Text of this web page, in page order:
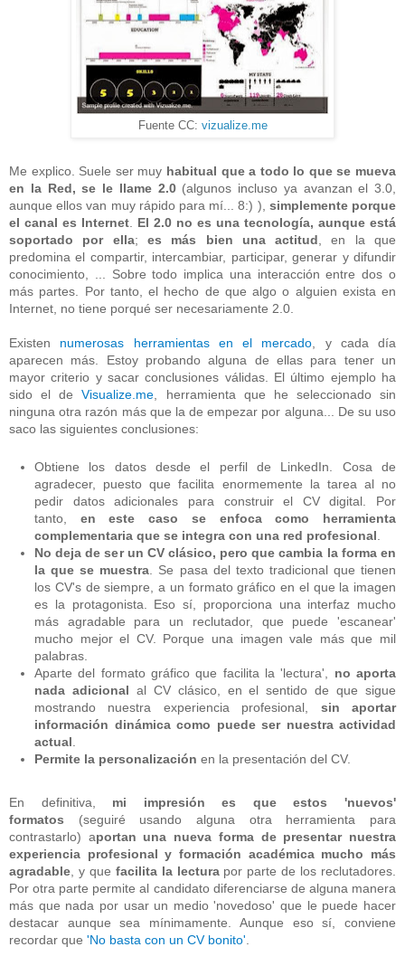
Fuente CC: vizualize.me
Me explico. Suele ser muy habitual que a todo lo que se mueva
en la Red, se le llame 2.0(algunos incluso ya avanzan el 3.0,
aunque ellos van muy rápido para mí... 8:) ), simplemente porque
el canal es Internet
El 2.0 no es una tecnología, aunque está
soportado por ella; es más bien una actitud , en la que
predomina el compartir, intercambiar, participar, generar y difundir
conocimiento, ... Sobre todo implica una interacción entre dos o
más partes. Por tanto, el hecho de que algo o alguien exista en
Internet, no tiene porqué ser necesariamente 2.0.
Existen numerosas herramientas en el mercado , y cada día
aparecen más. Estoy probando alguna de ellas para tener un
mayor criterio y sacar conclusiones válidas. El último ejemplo ha
sido el deVisualize.me , herramienta que he seleccionado sin
ninguna otra razón más que la de empezar por alguna... De su uso
saco las siguientes conclusiones:
Obtiene los datos desde el perfil de LinkedIn. Cosa de
agradecer, puesto que facilita enormemente la tarea al no
pedir datos adicionales para construir el CV digital. Por
tanto, en este caso se enfoca como herramienta
complementaria que se integra con una red profesional
No deja de ser un CV clásico, pero que cambia la forma en
la que se muestra . Se pasa del texto tradicional que tienen
los CV's de siempre, a un formato gráfico en el que la imagen
es la protagonista. Eso sí, proporciona una interfaz mucho
más agradable para un reclutador, que puede 'escanear'
mucho mejor el CV. Porque una imagen vale más que mil
palabras.
Aparte del formato gráfico que facilita la 'lectura', no aporta
nada adicional al CV clásico, en el sentido de que sigue
mostrando nuestra experiencia profesional, sin aportar
información dinámica como puede ser nuestra actividad
actual
Permite la personalización en la presentación del CV.
En definitiva, mi impresión es que estos 'nuevos'
formatos (seguiré usando alguna otra herramienta para
contrastarlo) aportan una nueva forma de presentar nuestra
experiencia profesional y formación académica mucho más
agradable , y que facilita la lecturapor parte de los reclutadores.
Por otra parte permite al candidato diferenciarse de alguna manera
más que nada por usar un medio 'novedoso' que le puede hacer
destacar aunque sea mínimamente. Aunque eso sí, conviene
recordar que 'No basta con un CV bonito'